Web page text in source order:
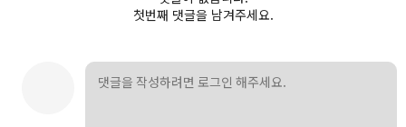
첫번째 댓글을 남겨주세요.